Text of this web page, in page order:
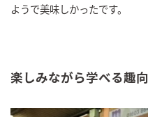
ようで美味しかったです。
楽しみながら学べる趣